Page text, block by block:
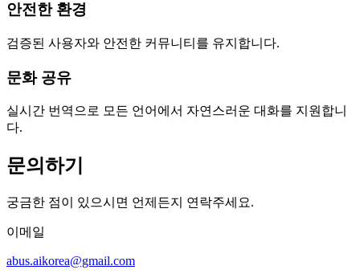
안전한 환경
검증된 사용자와 안전한 커뮤니티를 유지합니다.
문화 공유
실시간 번역으로 모든 언어에서 자연스러운 대화를 지원합니
다.
문의하기
궁금한 점이 있으시면 언제든지 연락주세요.
이메일
abus.aikorea@gmail.com